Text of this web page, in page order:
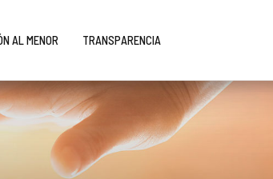
AL MENOR TRANSPARENCIA